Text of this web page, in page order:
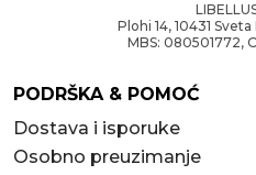
Plohi 14, 10431
MBS: 080501772,
PODRŠKA & POMOĆ
Dostava i isporuke
Osobno preuzimanje